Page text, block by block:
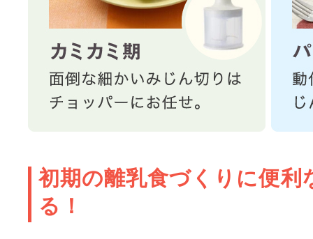
初期の離乳食づくりに便
る！